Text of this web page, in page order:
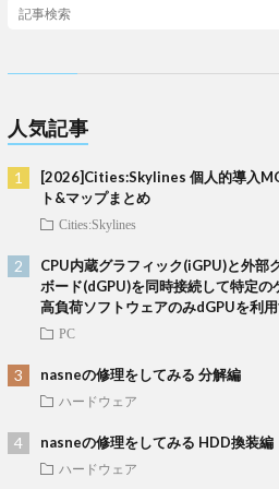
人気記事
[2026]Cities:Skylines 個人的導入
ト&マップまとめ
Cities:Skylines
CPU内蔵グラフィック(iGPU)と外部
ボード(dGPU)を同時接続して特定の
高負荷ソフトウェアのみdGPUを利
PC
nasneの修理をしてみる 分解編
ハードウェア
nasneの修理をしてみる HDD換装編
ハードウェア